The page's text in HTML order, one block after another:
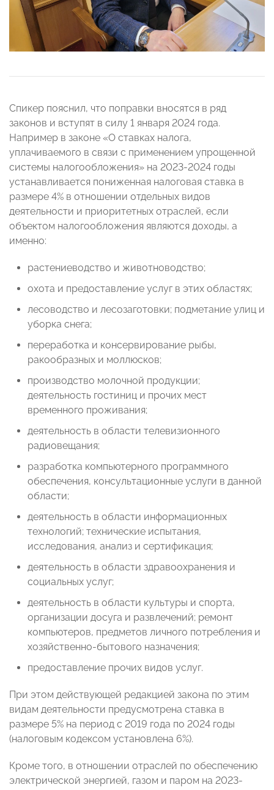
Спикер пояснил, что поправки вносятся в ряд
законов и вступят в силу 1 января 2024 года.
Например в законе «О ставках налога,
уплачиваемого в связи с применением упрощенной
системы налогообложения» на 2023-2024 годы
устанавливается пониженная налоговая ставка в
размере 4% в отношении отдельных видов
деятельности и приоритетных отраслей, если
объектом налогообложения являются доходы, а
именно:
растениеводство и животноводство;
охота и предоставление услуг в этих областях;
лесоводство и лесозаготовки; подметание улиц и
уборка снега;
переработка и консервирование рыбы,
ракообразных и моллюсков;
производство молочной продукции;
деятельность гостиниц и прочих мест
временного проживания;
деятельность в области телевизионного
радиовещания;
разработка компьютерного программного
обеспечения, консультационные услуги в данной
области;
деятельность в области информационных
технологий; технические испытания,
исследования, анализ и сертификация;
деятельность в области здравоохранения и
социальных услуг;
деятельность в области культуры и спорта,
организации досуга и развлечений; ремонт
компьютеров, предметов личного потребления и
хозяйственно-бытового назначения;
предоставление прочих видов услуг.
При этом действующей редакцией закона по этим
видам деятельности предусмотрена ставка в
размере 5% на период с 2019 года по 2024 годы
(налоговым кодексом установлена 6%).
Кроме того, в отношении отраслей по обеспечению
электрической энергией, газом и паром на 2023-